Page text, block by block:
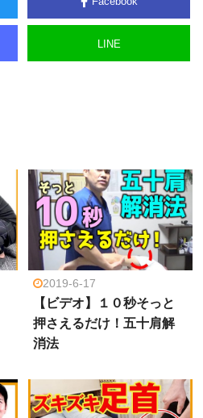
LINE
2019-6-17
【ビデオ】１０秒そっと
押さえるだけ！五十肩解
消法